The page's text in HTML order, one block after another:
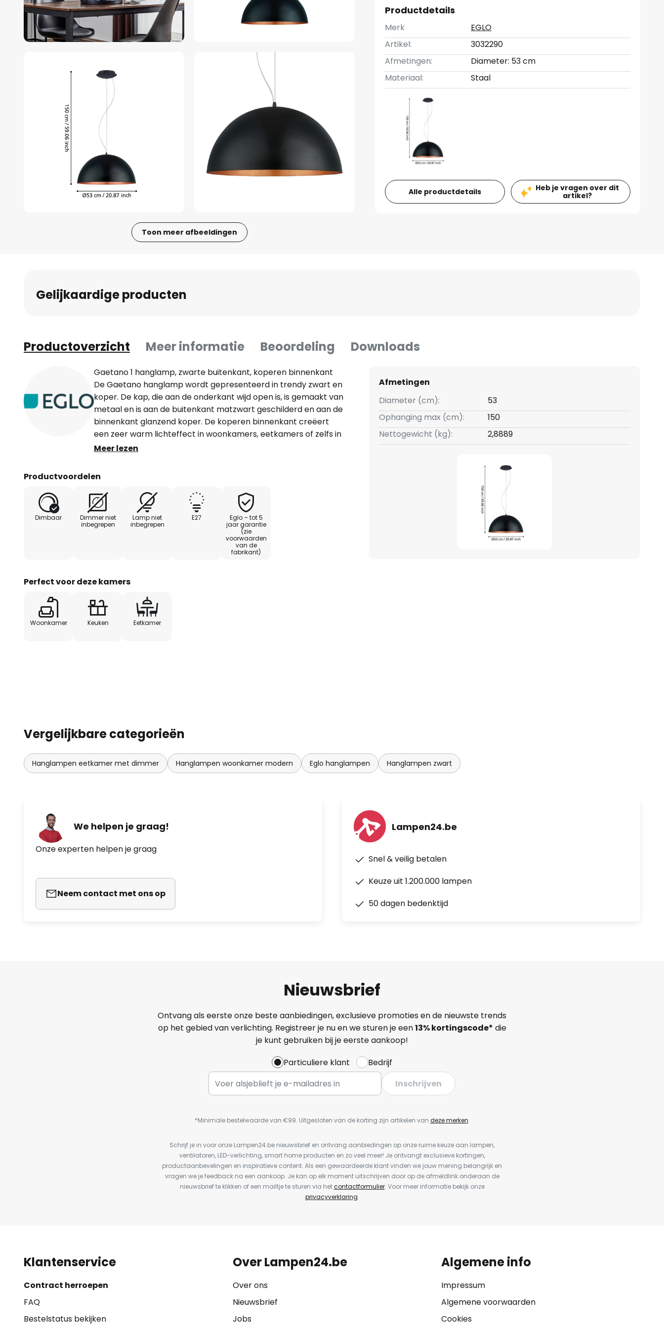
Toon meer afbeeldingen
van
Productdetails
Merk
EGLO
Artikel:
3032290
Afmetingen:
Diameter: 53 cm
Materiaal:
Staal
Alle productdetails
Heb je vragen over dit
artikel?
Gelijkaardige producten
Productoverzicht Meer informatie Beoordeling Downloads
Gaetano 1 hanglamp, zwarte buitenkant, koperen binnenkant
De Gaetano hanglamp wordt gepresenteerd in trendy zwart en
koper. De kap, die aan de onderkant wijd open is, is gemaakt van
metaal en is aan de buitenkant matzwart geschilderd en aan de
binnenkant glanzend koper. De koperen binnenkant creëert
een zeer warm lichteffect in woonkamers, eetkamers of zelfs in
de keuken. Elk type lamp kan gebruikt worden in de E27 fitting in
Meer lezen
Productvoordelen
Dimbaar
Dimmer niet
inbegrepen
Lamp niet
inbegrepen
E27
Eglo – tot 5
jaar garantie
(zie
voorwaarden
van de
fabrikant)
Perfect voor deze kamers
Woonkamer Keuken Eetkamer
Afmetingen
Diameter (cm):
53
Ophanging max (cm):
150
Nettogewicht (kg):
2,8889
Vergelijkbare categorieën
Hanglampen eetkamer met dimmer Hanglampen woonkamer modern Eglo hanglampen Hanglampen zwart
We helpen je graag!
Onze experten helpen je graag
Neem contact met ons op
Lampen24.be
Snel & veilig betalen
Keuze uit 1.200.000 lampen
50 dagen bedenktijd
Nieuwsbrief
Ontvang als eerste onze beste aanbiedingen, exclusieve promoties en de nieuwste trends
op het gebied van verlichting. Registreer je nu en we sturen je een13%kortingscode* die
je kunt gebruiken bij je eerste aankoop!
Particuliere klant
Bedrijf
Inschrijven
*Minimale bestelwaarde van €99. Uitgesloten van de korting zijn artikelen van deze merken.
Schrijf je in voor onze Lampen24.be nieuwsbrief en ontvang aanbiedingen op onze ruime keuze aan lampen,
ventilatoren, LED-verlichting, smart home producten en zo veel meer! Je ontvangt exclusieve kortingen,
productaanbevelingen en inspiratieve content. Als een gewaardeerde klant vinden we jouw mening belangrijk en
vragen we je feedback na een aankoop. Je kan op elk moment uitschrijven door op de afmeldlink onderaan de
nieuwsbrief te klikken of een mailtje te sturen via hetcontactformulier. Voor meer informatie bekijk onze
privacyverklaring.
Klantenservice
Contract herroepen
FAQ
Bestelstatus bekijken
Over Lampen24.be
Over ons
Nieuwsbrief
Jobs
Algemene info
Impressum
Algemene voorwaarden
Cookies